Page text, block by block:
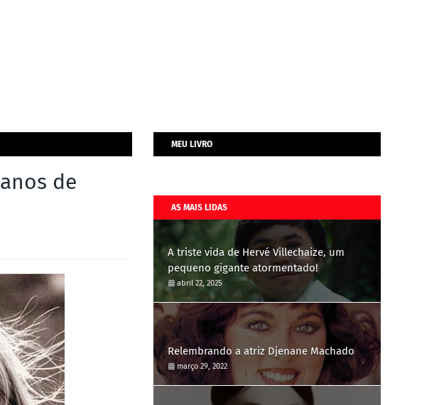
de
MEU LIVRO
AS MAIS LIDAS
A triste vida de Hervé Villechaize, um
pequeno gigante atormentado!
abril 22, 2025
Relembrando a atriz Djenane Machado
março 29, 2022